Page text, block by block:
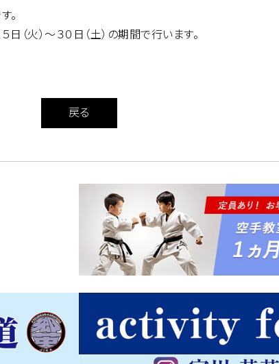
。
（火）～３０日（土）の期間で行います。
戻る